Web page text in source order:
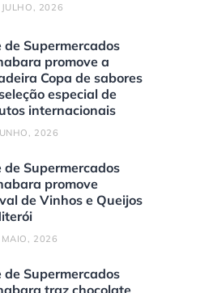
2026
de Supermercados
promove a
Copa de sabores
especial de
internacionais
2026
de Supermercados
promove
de Vinhos e Queijos
2026
de Supermercados